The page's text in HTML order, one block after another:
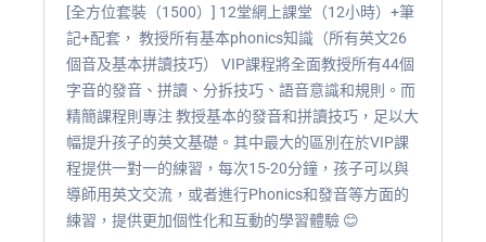
[全方位套裝（1500）] 12堂網上課堂（12小時）+筆
記+配套， 教授所有基本phonics知識（所有英文26
個音及基本拼讀技巧） VIP課程將全面教授所有44個
字音的發音、拼讀、分拆技巧、語音意識和規則。而
精簡課程則專注 教授基本的發音和拼讀技巧，足以大
幅提升孩子的英文基礎。其中最大的區別在於VIP課
程提供一對一的練習，每次15-20分鐘，孩子可以與
導師用英文交流，或者進行Phonics和發音等方面的
練習，提供更加個性化和互動的學習體驗 😊